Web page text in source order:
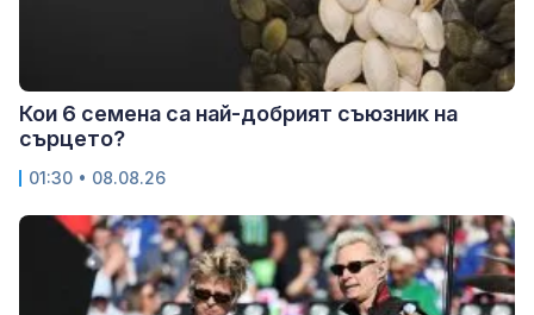
Кои 6 семена са най-добрият съюзник на
сърцето?
01:30 • 08.08.26